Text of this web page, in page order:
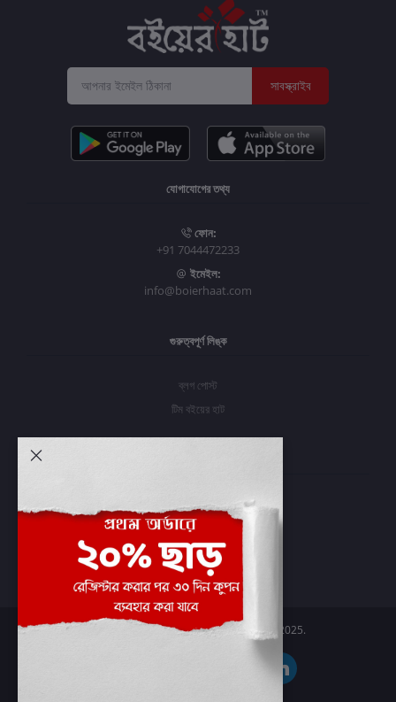
সাবস্ক্রাইব
যোগাযোগের তথ্য
ফোন:
+91 7044472233
ইমেইল:
info@boierhaat.com
গুরুত্বপূর্ণ লিঙ্ক
ব্লগ পোস্ট
টিম বইয়ের হাট
প্রবেশ করুন
অর্ডার ইতিহাস
আমার ইচ্ছাগুলি
অর্ডার ট্র্যাকিং
Boier Haat™ | © All rights reserved 2025.